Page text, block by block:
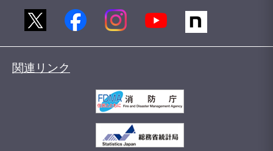
関連リンク